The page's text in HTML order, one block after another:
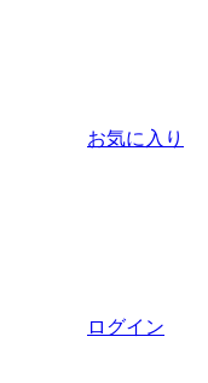
お気に入り
ログイン